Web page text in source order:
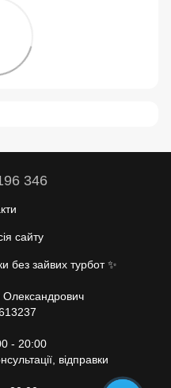
346
сайту
без зайвих турбот ✨
- 20:00
відправки